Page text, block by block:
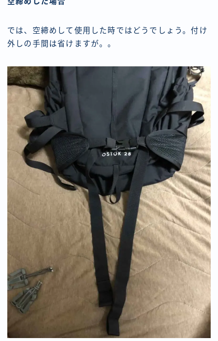
では、空締めして使用した時ではどうでしょう。付け
外しの手間は省けますが。。